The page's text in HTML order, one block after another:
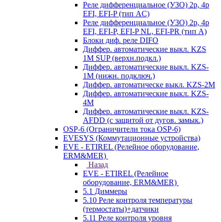
Реле дифференциальное (УЗО) 2р, 4р
EFI, EFI-P (тип AС)
Реле дифференциальное (УЗО) 2р, 4р
EFI, EFI-P, EFI-P NL, EFI-PR (тип A)
Блоки диф. реле DIFO
Диффер. автоматические выкл. KZS
1M SUP (верхн.подкл.)
Диффер. автоматические выкл. KZS-
1M (нижн. подключ.)
Диффер. автоматическе выкл. KZS-2M
Диффер. автоматические выкл. KZS-
4M
Диффер. автоматические выкл. KZS-
AFDD (с защитой от дугов. замык.)
OSP-6 (Ограничители тока OSP-6)
EVESYS (Коммутационные устройства)
EVE - ETIREL (Релейное оборудование,
ERM&MER)
Назад
EVE - ETIREL (Релейное
оборудование, ERM&MER)
5.1 Диммеры
5.10 Реле контроля температуры
(термостаты)+датчики
5.11 Реле контроля уровня